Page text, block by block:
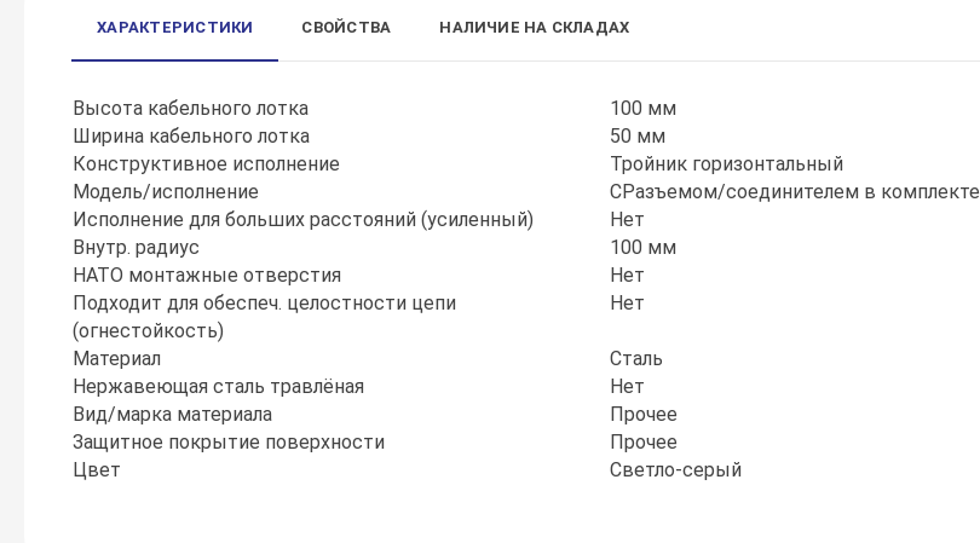
ХАРАКТЕРИСТИКИ СВОЙСТВА НАЛИЧИЕ НА СКЛАДАХ
Высота кабельного лотка
100 мм
Ширина кабельного лотка
50 мм
Конструктивное исполнение
Тройник горизонтальный
Модель/исполнение
СРазъемом/соединителем в комплекте
Исполнение для больших расстояний (усиленный)
Нет
Внутр. радиус
100 мм
НАТО монтажные отверстия
Нет
Подходит для обеспеч. целостности цепи
(огнестойкость)
Нет
Материал
Сталь
Нержавеющая сталь травлёная
Нет
Вид/марка материала
Прочее
Защитное покрытие поверхности
Прочее
Цвет
Светло-серый